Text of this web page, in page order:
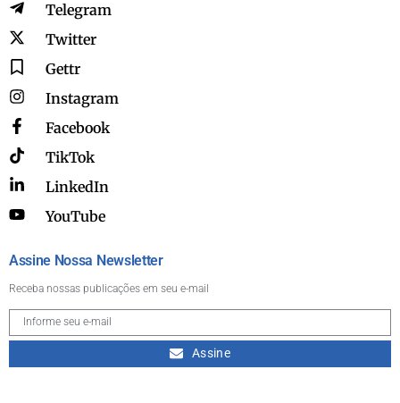
Telegram
Twitter
Gettr
Instagram
Facebook
TikTok
LinkedIn
YouTube
Assine Nossa Newsletter
Receba nossas publicações em seu e-mail
Assine